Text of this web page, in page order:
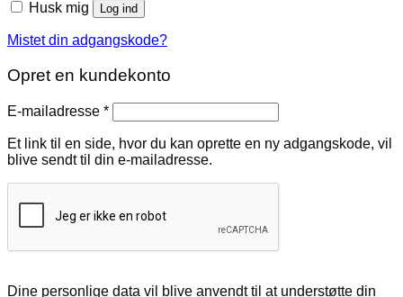
Husk mig Log ind
Mistet din adgangskode?
Opret en kundekonto
E-mailadresse *Påkrævet
Et link til en side, hvor du kan oprette en ny adgangskode, vil
blive sendt til din e-mailadresse.
Dine personlige data vil blive anvendt til at understøtte din